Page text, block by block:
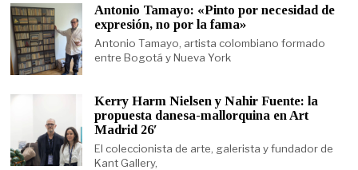
Antonio Tamayo: «Pinto por necesidad de
expresión, no por la fama»
Antonio Tamayo, artista colombiano formado
entre Bogotá y Nueva York
Kerry Harm Nielsen y Nahir Fuente: la
propuesta danesa-mallorquina en Art
Madrid 26′
El coleccionista de arte, galerista y fundador de
Kant Gallery,